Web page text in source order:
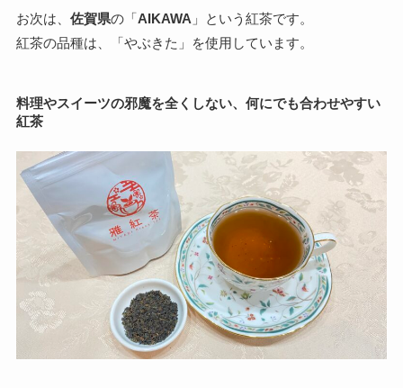
お次は、 佐賀県の「AIKAWA 」という紅茶です。
紅茶の品種は、「やぶきた」を使用しています。
料理やスイーツの邪魔を全くしない、何にでも合わせやすい
紅茶